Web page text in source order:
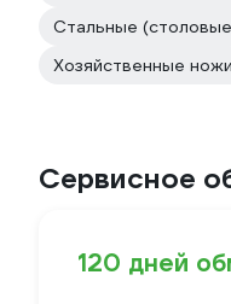
Стальные
Хозяйственные ножи
Сервисное
120 дней